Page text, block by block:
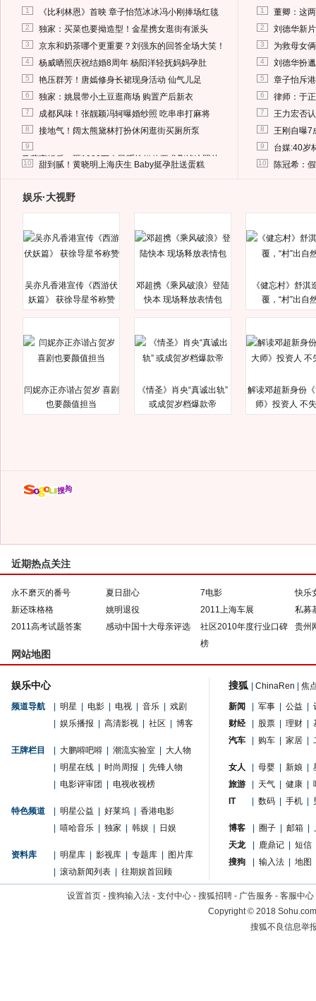
1 《比利林恩》首映 章子怡范冰冰冯小刚捧场红毯
2 独家：买菜也要拗造型！金星携女逛街有派头
3 京东和奶茶哪个更重要？刘强东的回答全场大笑！
4 杨威晒照庆祝结婚8周年 杨阳洋轻抚妈妈孕肚
5 艳压群芳！唐嫣修身长裙现身活动 仙气儿足
6 独家：姚晨带小土豆逛商场 购置产后新衣
7 成都风味！张靓颖冯轲曝婚纱照 吃串串打麻将
8 接地气！阔太熊黛林打扮休闲逛街买厕所泵
9
马蓉离婚后，砸1000万人民币给媒体要求删掉这照片
10 甜到腻！黄晓明上海庆生 Baby挺孕肚送蛋糕
1 董卿：这
2 刘德华新
3 为救母女
4 刘德华扮
5 章子怡斥
6 律师：于
7 王力宏否
8 王刚自曝7
9 台媒:40岁
10 陈冠希：
娱乐·大视野
吴亦凡香港宣传《西游伏
妖篇》 获徐导星爷称赞
邓超携《乘风破浪》登陆
快本 现场释放表情包
《健忘村》舒淇
覆，“村”出自
闫妮亦正亦谐占贺岁 喜剧
也要颜值担当
《情圣》肖央“真诚出轨”
或成贺岁档爆款帝
解读邓超新身份
师》投资人 不
近期热点关注
永不磨灭的番号 夏日甜心 7电影
快乐
新还珠格格
姚明退役 2011上海车展
私募
2011高考试题答案
感动中国十大母亲评选
社区2010年度行业口碑
榜
贵州
网站地图
娱乐中心
频道导航 明星 电影 电视 音乐
戏剧
娱乐播报 高清影视 社区 博客
王牌栏目 大鹏嘚吧嘚 潮流实验室
大人物
明星在线 时尚周报
先锋人物
电影评审团 电视收视榜
特色频道 明星公益 好莱坞
香港电影
嘻哈音乐 独家 韩娱 日娱
资料库 明星库 影视库 专题库
图片库
滚动新闻列表 往期娱首回顾
搜狐 ChinaRen 焦
新闻 军事 公益
财经
股票 理财
汽车
购车 家居
女人 母婴 新娘
旅游
天气 健康
IT
数码 手机
博客 圈子 邮箱
天龙
鹿鼎记
短信
搜狗
输入法 地图
设置首页 - 搜狗输入法 - 支付中心 - 搜狐招聘 - 广告服务 - 客服中心
Copyright©2018
搜狐不良信息举